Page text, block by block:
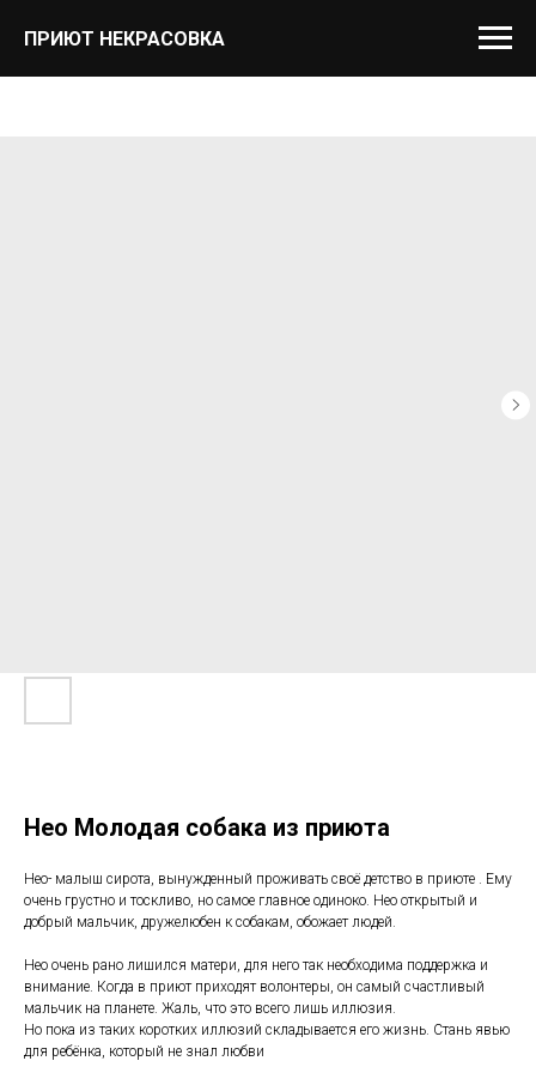
ПРИЮТ НЕКРАСОВКА
Нео Молодая собака из приюта
Нео- малыш сирота, вынужденный проживать своё детство в приюте . Ему
очень грустно и тоскливо, но самое главное одиноко. Нео открытый и
добрый мальчик, дружелюбен к собакам, обожает людей.
Нео очень рано лишился матери, для него так необходима поддержка и
внимание. Когда в приют приходят волонтеры, он самый счастливый
мальчик на планете. Жаль, что это всего лишь иллюзия.
Но пока из таких коротких иллюзий складывается его жизнь. Стань явью
для ребёнка, который не знал любви